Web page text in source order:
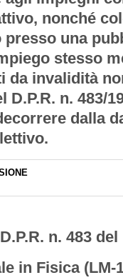
nonché
una
stesso
da invalidità
D.P.R. n. 483/
dalla
n. 483 del
in Fisica (LM-